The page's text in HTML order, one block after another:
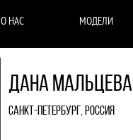
О НАС МОДЕЛИ
Дана Мальцева
Санкт-Петербург, Россия